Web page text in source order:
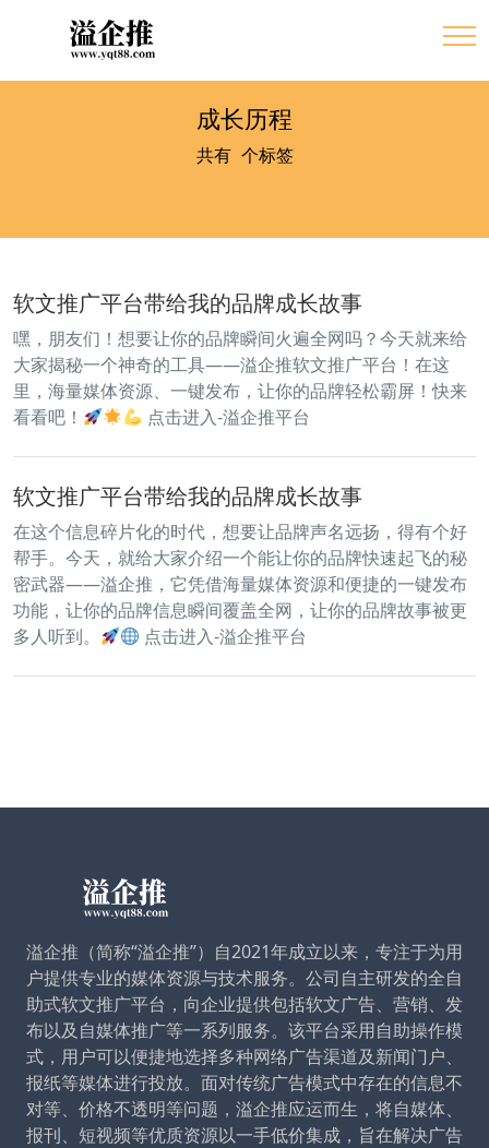
成长历程
共有2 个标签
软文推广平台带给我的品牌成长故事
嘿，朋友们！想要让你的品牌瞬间火遍全网吗？今天就来给
大家揭秘一个神奇的工具——溢企推软文推广平台！在这
里，海量媒体资源、一键发布，让你的品牌轻松霸屏！快来
看看吧！
点击进入-溢企推平台
软文推广平台带给我的品牌成长故事
在这个信息碎片化的时代，想要让品牌声名远扬，得有个好
帮手。今天，就给大家介绍一个能让你的品牌快速起飞的秘
密武器——溢企推，它凭借海量媒体资源和便捷的一键发布
功能，让你的品牌信息瞬间覆盖全网，让你的品牌故事被更
多人听到。
点击进入-溢企推平台
溢企推（简称“溢企推”）自2021年成立以来，专注于为用
户提供专业的媒体资源与技术服务。公司自主研发的全自
助式软文推广平台，向企业提供包括软文广告、营销、发
布以及自媒体推广等一系列服务。该平台采用自助操作模
式，用户可以便捷地选择多种网络广告渠道及新闻门户、
报纸等媒体进行投放。面对传统广告模式中存在的信息不
对等、价格不透明等问题，溢企推应运而生，将自媒体、
报刊、短视频等优质资源以一手低价集成，旨在解决广告